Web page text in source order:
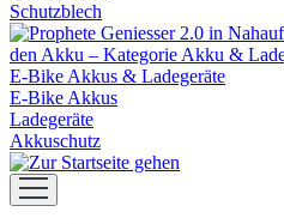
Schutzblech
E-Bike Akkus & Ladegeräte
E-Bike Akkus
Ladegeräte
Akkuschutz